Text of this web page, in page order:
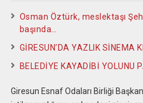
Osman Öztürk, meslektaşı
başında…
GİRESUN’DA YAZLIK SİNEMA
BELEDİYE KAYADİBİ YOLUNU
Giresun Esnaf Odaları Birliği